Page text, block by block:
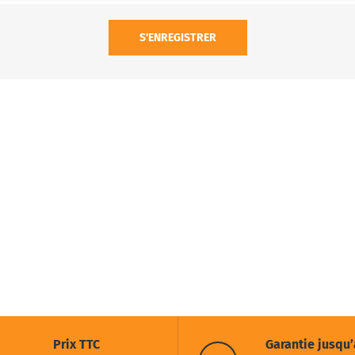
S'ENREGISTRER
Prix TTC Garantie